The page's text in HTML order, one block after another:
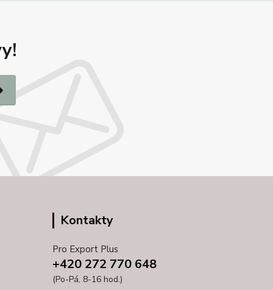
Kontakty
Pro Export Plus
+420 272 770 648
(Po-Pá, 8-16 hod.)